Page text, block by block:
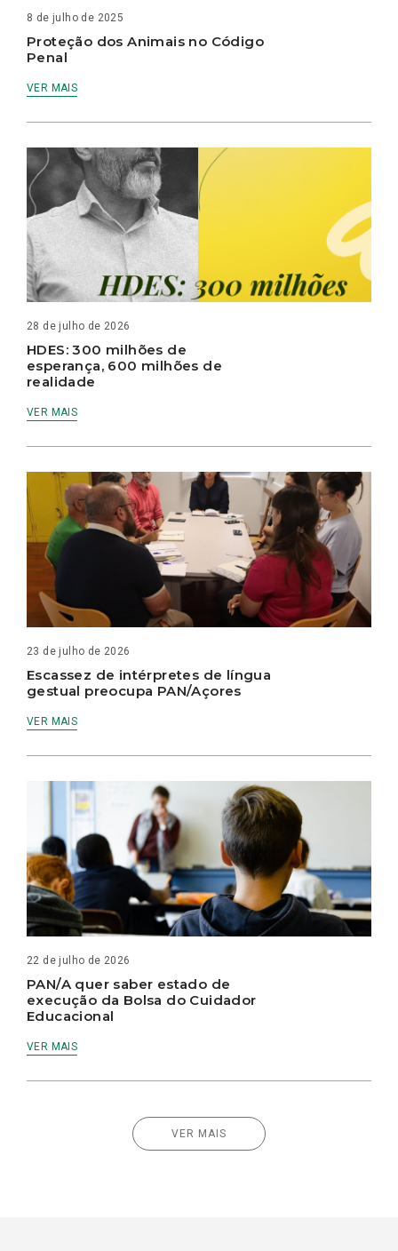
8 de julho de 2025
Proteção dos Animais no Código
Penal
VER MAIS
28 de julho de 2026
HDES: 300 milhões de
esperança, 600 milhões de
realidade
VER MAIS
23 de julho de 2026
Escassez de intérpretes de língua
gestual preocupa PAN/Açores
VER MAIS
22 de julho de 2026
PAN/A quer saber estado de
execução da Bolsa do Cuidador
Educacional
VER MAIS
VER MAIS